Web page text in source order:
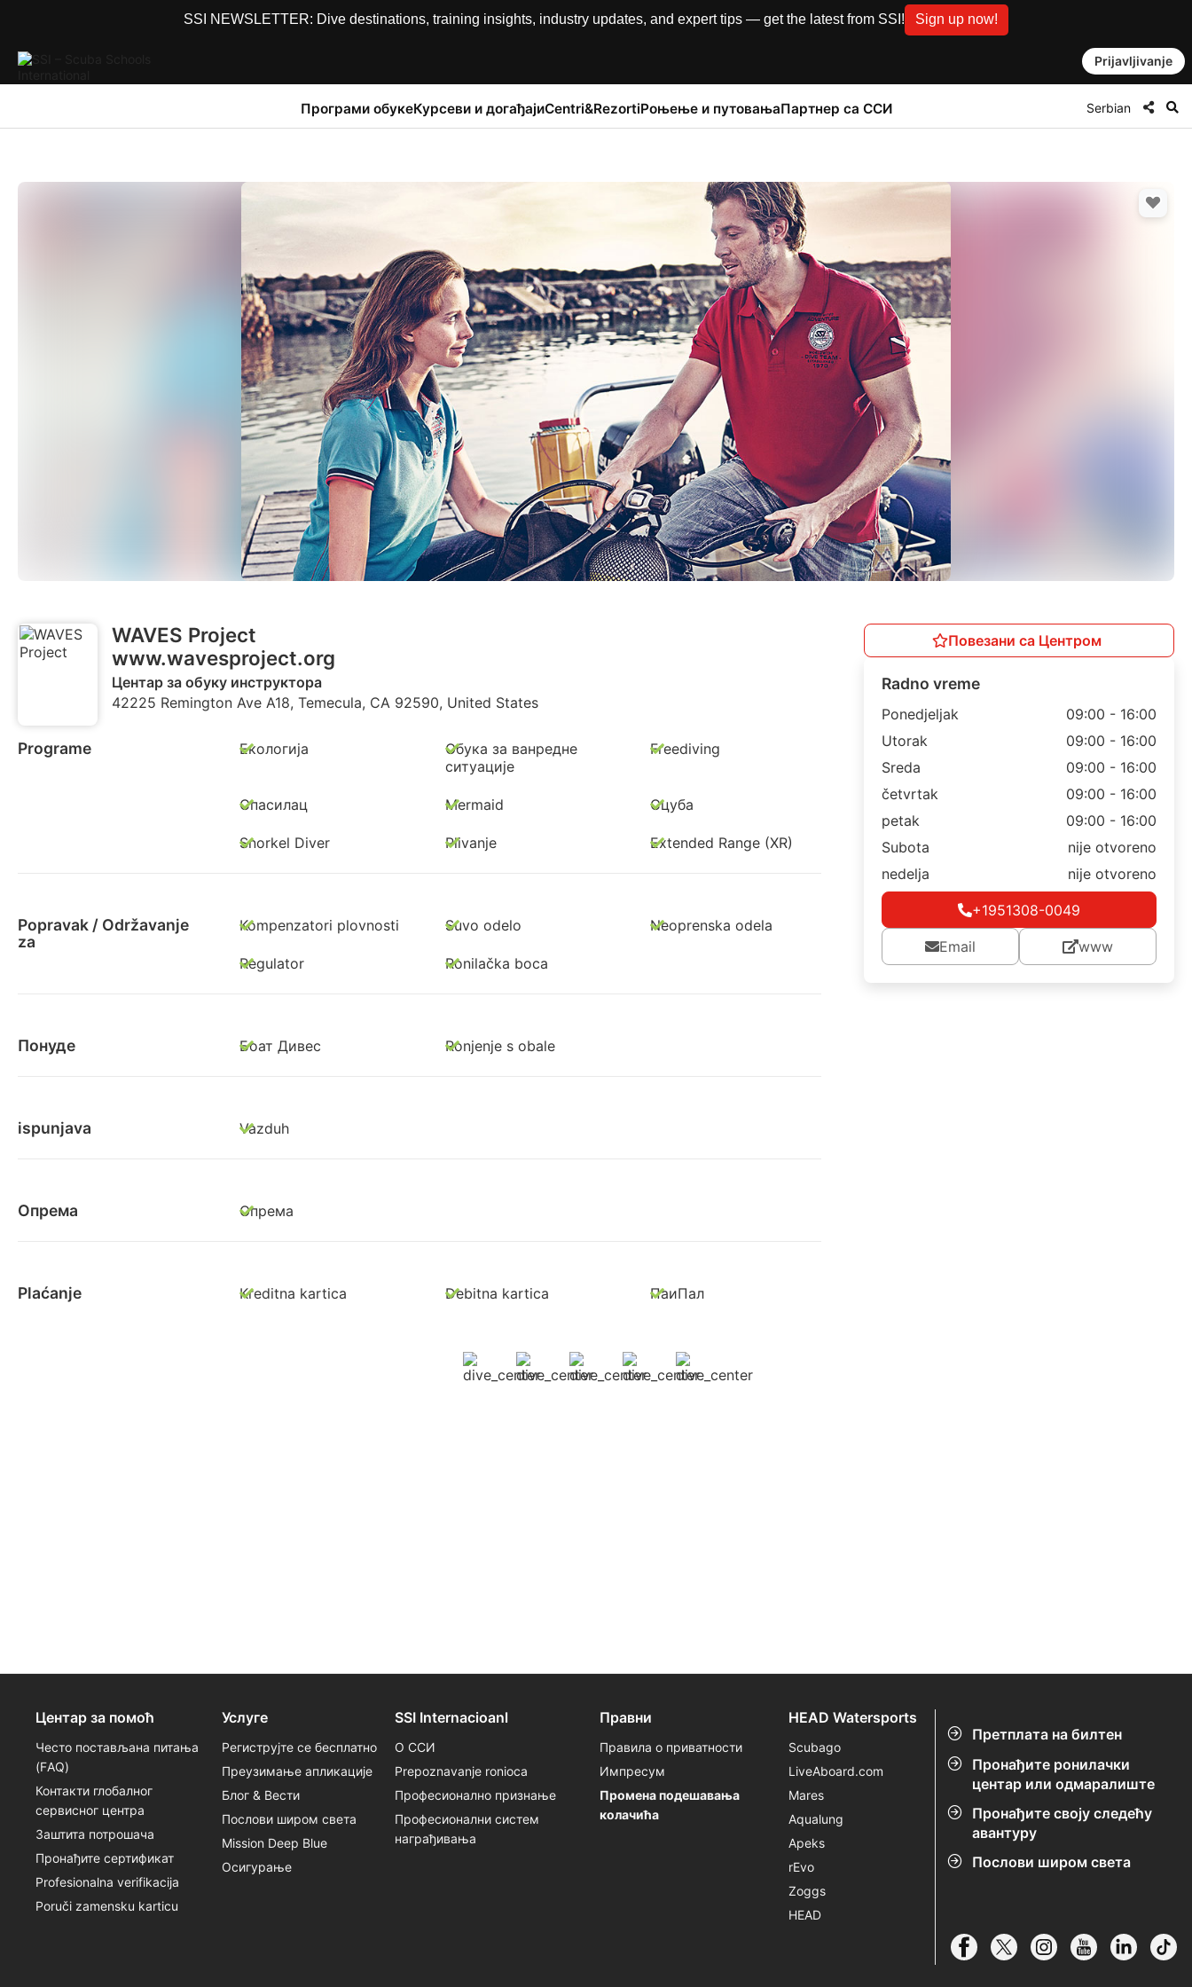
SSI NEWSLETTER: Dive destinations, training insights, industry updates, and expert tips — get the latest from SSI! Sign up now!
Prijavljivanje
Програми обукеКурсеви и догађајиCentri&RezortiРоњење и путовањаПартнер са ССИ Serbian
WAVES Project
www.wavesproject.org
Центар за обуку инструктора
42225 Remington Ave A18, Temecula, CA 92590, United States
Programe Екологија
Обука за ванредне
ситуације
Freediving
Спасилац Mermaid Сцуба
Snorkel Diver Plivanje Extended Range (XR)
Popravak / Održavanje
za
Kompenzatori plovnosti Suvo odelo Neoprenska odela
Regulator Ronilačka boca
Понуде Боат Дивес Ronjenje s obale
ispunjava Vazduh
Опрема Опрема
Plaćanje Kreditna kartica Debitna kartica ПаиПал
Повезани са Центром
Radno vreme
Ponedjeljak
09:00 - 16:00
Utorak
09:00 - 16:00
Sreda
09:00 - 16:00
četvrtak
09:00 - 16:00
petak
09:00 - 16:00
Subota
nije otvoreno
nedelja
nije otvoreno
+1951308-0049
Email www
Претплата на билтен
Пронађите ронилачки
центар или одмаралиште
Пронађите своју следећу
авантуру
Послови широм света
Центар за помоћ
Често постављана питања
(FАQ)
Контакти глобалног
сервисног центра
Заштита потрошача
Пронађите сертификат
Profesionalna verifikacija
Poruči zamensku karticu
Услуге
Региструјте се бесплатно
Преузимање апликације
Блог & Вести
Послови широм света
Mission Deep Blue
Осигурање
SSI Internacioanl
О ССИ
Prepoznavanje ronioca
Професионално признање
Професионални систем
награђивања
Правни
Правила о приватности
Импресум
Промена подешавања
колачића
HEAD Watersports
Scubago
LiveAboard.com
Mares
Aqualung
Apeks
rEvo
Zoggs
HEAD